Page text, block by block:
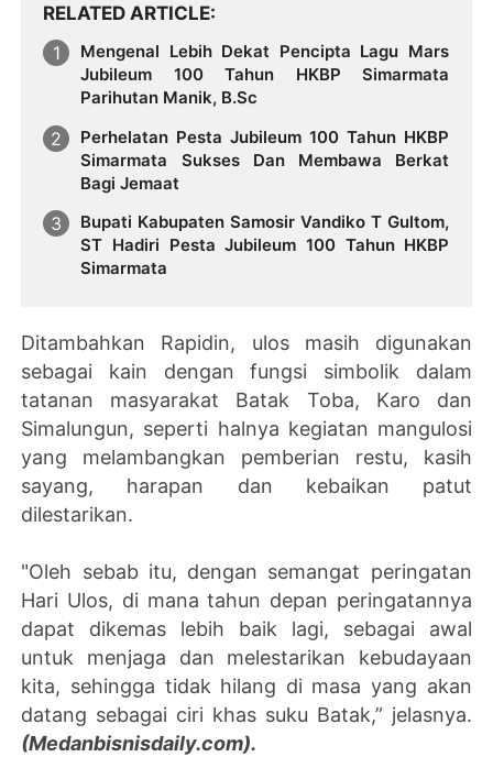
RELATED ARTICLE
Mengenal Lebih Dekat Pencipta Lagu Mars
Jubileum 100 Tahun HKBP Simarmata
Parihutan Manik, B.Sc
Perhelatan Pesta Jubileum 100 Tahun HKBP
Simarmata Sukses Dan Membawa Berkat
Bagi Jemaat
Bupati Kabupaten Samosir Vandiko T Gultom,
ST Hadiri Pesta Jubileum 100 Tahun HKBP
Simarmata
Ditambahkan Rapidin, ulos masih digunakan
sebagai kain dengan fungsi simbolik dalam
tatanan masyarakat Batak Toba, Karo dan
Simalungun, seperti halnya kegiatan mangulosi
yang melambangkan pemberian restu, kasih
sayang, harapan dan kebaikan patut
dilestarikan.
"Oleh sebab itu, dengan semangat peringatan
Hari Ulos, di mana tahun depan peringatannya
dapat dikemas lebih baik lagi, sebagai awal
untuk menjaga dan melestarikan kebudayaan
kita, sehingga tidak hilang di masa yang akan
datang sebagai ciri khas suku Batak,” jelasnya.
(Medanbisnisdaily.com).